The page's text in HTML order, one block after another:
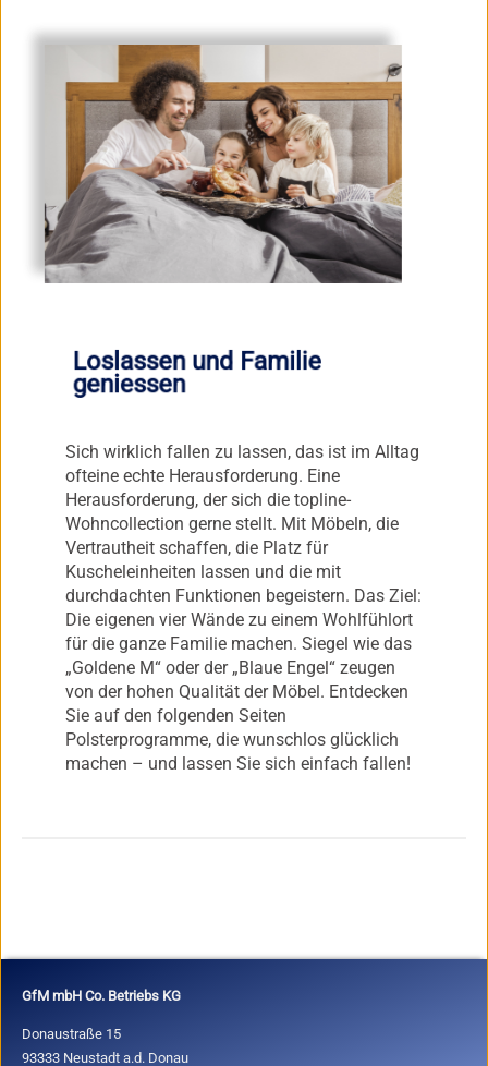
Loslassen und Familie
geniessen
Sich wirklich fallen zu lassen, das ist im Alltag
ofteine echte Herausforderung. Eine
Herausforderung, der sich die topline-
Wohncollection gerne stellt. Mit Möbeln, die
Vertrautheit schaffen, die Platz für
Kuscheleinheiten lassen und die mit
durchdachten Funktionen begeistern. Das Ziel:
Die eigenen vier Wände zu einem Wohlfühlort
für die ganze Familie machen. Siegel wie das
„Goldene M“ oder der „Blaue Engel“ zeugen
von der hohen Qualität der Möbel. Entdecken
Sie auf den folgenden Seiten
Polsterprogramme, die wunschlos glücklich
machen – und lassen Sie sich einfach fallen!
GfM mbH Co. Betriebs KG
Donaustraße 15
93333 Neustadt a.d. Donau